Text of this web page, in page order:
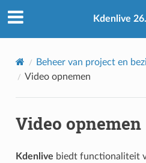
Kdenlive
Beheer van project en
Video opnemen
Video opnemen
Kdenlive biedt functionaliteit